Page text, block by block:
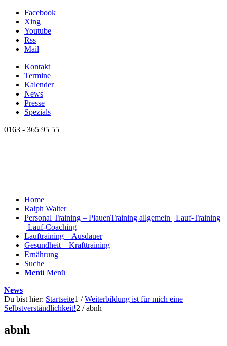
Facebook
Xing
Youtube
Rss
Mail
Kontakt
Termine
Kalender
News
Presse
Spezials
0163 - 365 95 55
Home
Ralph Walter
Personal Training – PlauenTraining allgemein | Lauf-Training
| Lauf-Coaching
Lauftraining – Ausdauer
Gesundheit – Krafttraining
Ernährung
Suche
Menü Menü
News
Du bist hier: Startseite1 / Weiterbildung ist für mich eine
Selbstverständlichkeit!2 / abnh
abnh